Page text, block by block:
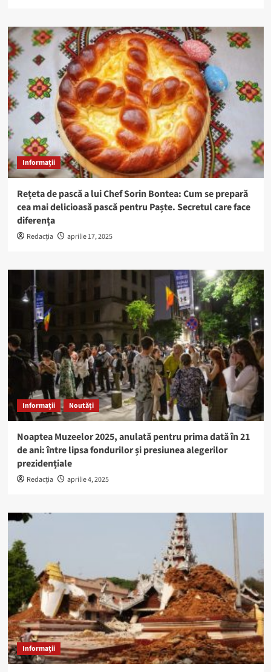
Informații
Rețeta de pască a lui Chef Sorin Bontea: Cum se prepară
cea mai delicioasă pască pentru Paște. Secretul care face
diferența
Redacția aprilie 17, 2025
Informații Noutăți
Noaptea Muzeelor 2025, anulată pentru prima dată în 21
de ani: între lipsa fondurilor și presiunea alegerilor
prezidențiale
Redacția aprilie 4, 2025
Informații